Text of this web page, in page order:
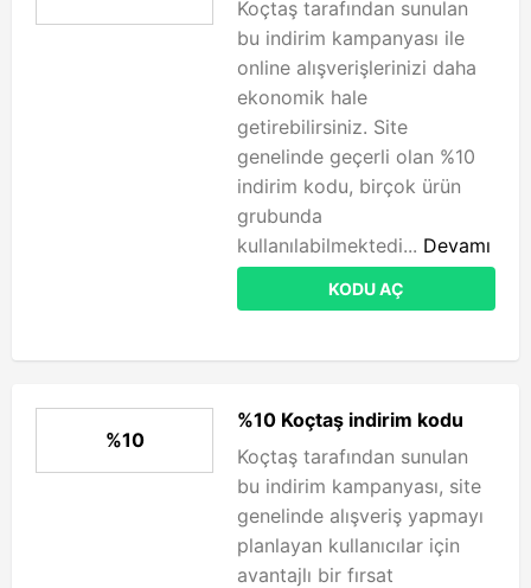
Koçtaş tarafından sunulan
bu indirim kampanyası ile
online alışverişlerinizi daha
ekonomik hale
getirebilirsiniz. Site
genelinde geçerli olan %10
indirim kodu, birçok ürün
grubunda
kullanılabilmektedi... Devamı
KODU AÇ
%10
%10 Koçtaş indirim kodu
Koçtaş tarafından sunulan
bu indirim kampanyası, site
genelinde alışveriş yapmayı
planlayan kullanıcılar için
avantajlı bir fırsat